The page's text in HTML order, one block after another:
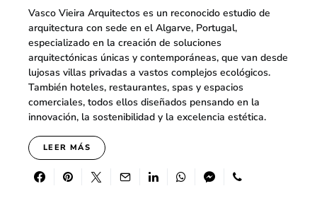
Vasco Vieira Arquitectos es un reconocido estudio de
arquitectura con sede en el Algarve, Portugal,
especializado en la creación de soluciones
arquitectónicas únicas y contemporáneas, que van desde
lujosas villas privadas a vastos complejos ecológicos.
También hoteles, restaurantes, spas y espacios
comerciales, todos ellos diseñados pensando en la
innovación, la sostenibilidad y la excelencia estética.
LEER MÁS